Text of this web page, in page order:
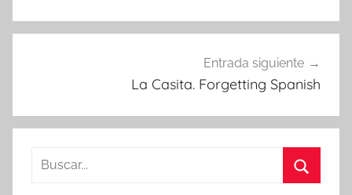
Entrada siguiente
La Casita. Forgetting Spanish
Buscar: